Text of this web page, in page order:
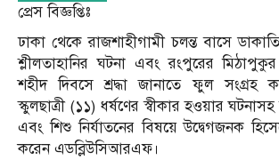
প্রেস বিজ্ঞপ্তিঃ
ঢাকা থেকে রাজশাহীগামী চলন্ত বাসে
শ্লীলতাহানির ঘটনা এবং রংপুরের
শহীদ দিবসে শ্রদ্ধা জানাতে ফুল সংগ্রহ
স্কুলছাত্রী (১১) ধর্ষণের স্বীকার হওয়ার
এবং শিশু নির্যাতনের বিষয়ে উদ্বেগজনক
করেন এডব্লিউসিআরএফ।